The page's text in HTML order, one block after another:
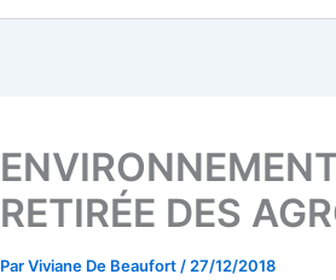
RETIRÉE DES
ParViviane De Beaufort / 27/12/2018